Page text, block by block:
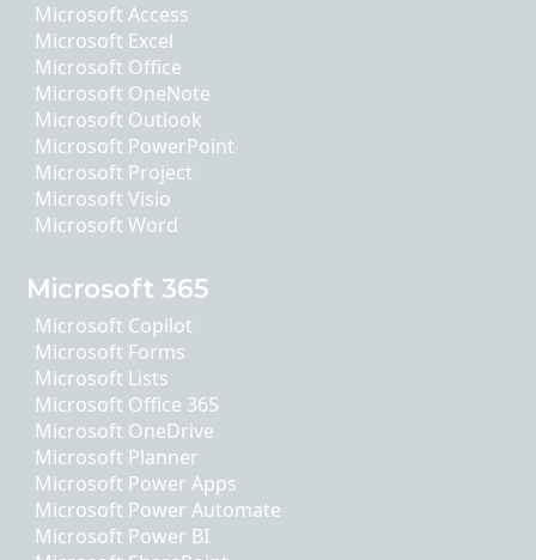
Microsoft Access
Microsoft Excel
Microsoft Office
Microsoft OneNote
Microsoft Outlook
Microsoft PowerPoint
Microsoft Project
Microsoft Visio
Microsoft Word
Microsoft 365
Microsoft Copilot
Microsoft Forms
Microsoft Lists
Microsoft Office 365
Microsoft OneDrive
Microsoft Planner
Microsoft Power Apps
Microsoft Power Automate
Microsoft Power BI